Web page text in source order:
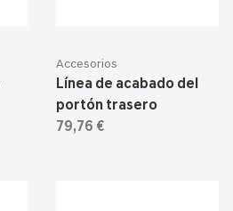
Accesorios
Línea de acabado del
portón trasero
79,76 €